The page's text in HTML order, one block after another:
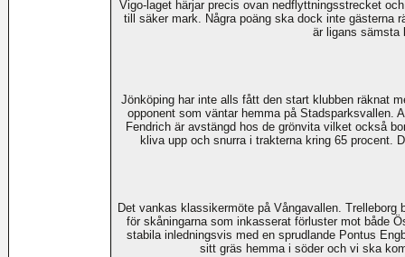
Vigo-laget härjar precis ovan nedflyttningsstrecket
till säker mark. Några poäng ska dock inte gästerna
är ligans sämsta
Jönköping har inte alls fått den start klubben räknat
opponent som väntar hemma på Stadsparksvallen.
Fendrich är avstängd hos de grönvita vilket också
kliva upp och snurra i trakterna kring 65 procent.
Det vankas klassikermöte på Vångavallen.
för skåningarna som inkasserat förluster mot både
stabila inledningsvis med en sprudlande Pontus
sitt gräs hemma i söder och vi ska